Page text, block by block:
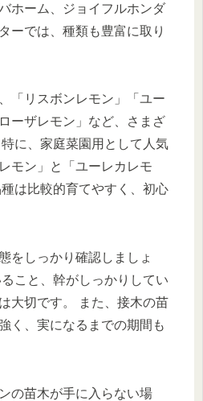
ホーム、ジョイフルホンダ
ーでは、種類も豊富に取り
「リスボンレモン」「ユー
ーザレモン」など、さまざ
に、家庭菜園用として人気
モン」と「ユーレカレモ
は比較的育てやすく、初心
をしっかり確認しましょ
こと、幹がしっかりしてい
大切です。 また、接木の苗
く、実になるまでの期間も
の苗木が手に入らない場